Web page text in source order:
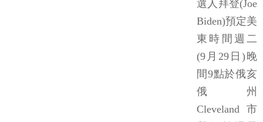
選人拜登(Joe
Biden)預定美
東時間週二
(9月29日)晚
間9點於俄亥
俄州
Cleveland市